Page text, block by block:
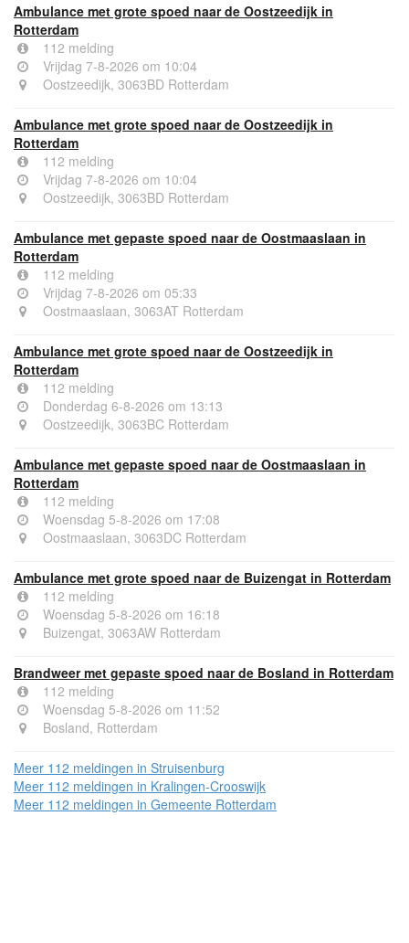
Ambulance met grote spoed naar de Oostzeedijk in
Rotterdam
112 melding
Vrijdag 7-8-2026 om 10:04
Oostzeedijk, 3063BD Rotterdam
Ambulance met grote spoed naar de Oostzeedijk in
Rotterdam
112 melding
Vrijdag 7-8-2026 om 10:04
Oostzeedijk, 3063BD Rotterdam
Ambulance met gepaste spoed naar de Oostmaaslaan in
Rotterdam
112 melding
Vrijdag 7-8-2026 om 05:33
Oostmaaslaan, 3063AT Rotterdam
Ambulance met grote spoed naar de Oostzeedijk in
Rotterdam
112 melding
Donderdag 6-8-2026 om 13:13
Oostzeedijk, 3063BC Rotterdam
Ambulance met gepaste spoed naar de Oostmaaslaan in
Rotterdam
112 melding
Woensdag 5-8-2026 om 17:08
Oostmaaslaan, 3063DC Rotterdam
Ambulance met grote spoed naar de Buizengat in Rotterdam
112 melding
Woensdag 5-8-2026 om 16:18
Buizengat, 3063AW Rotterdam
Brandweer met gepaste spoed naar de Bosland in Rotterdam
112 melding
Woensdag 5-8-2026 om 11:52
Bosland, Rotterdam
Meer 112 meldingen in Struisenburg
Meer 112 meldingen in Kralingen-Crooswijk
Meer 112 meldingen in Gemeente Rotterdam